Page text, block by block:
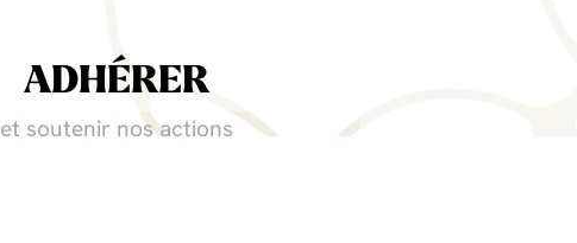
ADHÉRER
et soutenir nos actions